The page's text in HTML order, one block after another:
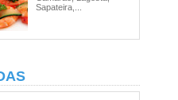
Sapateira,...